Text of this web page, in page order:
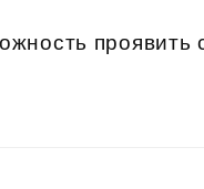
проявить